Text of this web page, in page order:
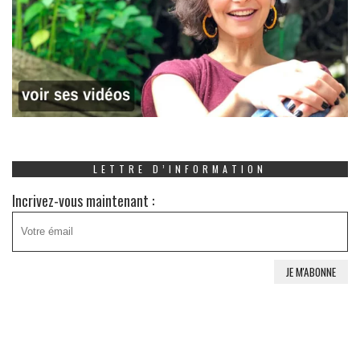
LETTRE D’INFORMATION
Incrivez-vous maintenant :